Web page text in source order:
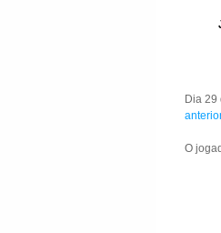
Dia 29
O